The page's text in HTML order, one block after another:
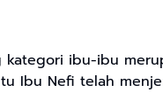
ibu-ibu
Ibu Nefi telah